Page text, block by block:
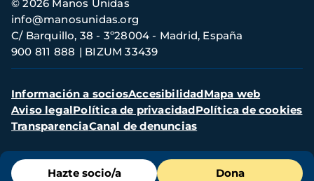
Menú
Hazte socio/a Dona
de
contacto
© 2026 Manos Unidas
C/ Barquillo, 38 - 3º28004 - Madrid, España
900 811 888
BIZUM 33439
info@manosunidas.org
Menú
secundario
Información a sociosAccesibilidadMapa web
Aviso legalPolítica de privacidadPolítica de cookies
TransparenciaCanal de denuncias